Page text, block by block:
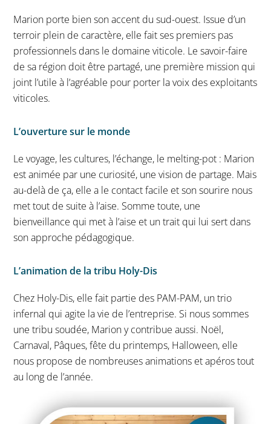
Marion porte bien son accent du sud-ouest. Issue d’un
terroir plein de caractère, elle fait ses premiers pas
professionnels dans le domaine viticole. Le savoir-faire
de sa région doit être partagé, une première mission qui
joint l’utile à l’agréable pour porter la voix des exploitants
viticoles.
L’ouverture sur le monde
Le voyage, les cultures, l’échange, le melting-pot : Marion
est animée par une curiosité, une vision de partage. Mais
au-delà de ça, elle a le contact facile et son sourire nous
met tout de suite à l’aise. Somme toute, une
bienveillance qui met à l’aise et un trait qui lui sert dans
son approche pédagogique.
L’animation de la tribu Holy-Dis
Chez Holy-Dis, elle fait partie des PAM-PAM, un trio
infernal qui agite la vie de l’entreprise. Si nous sommes
une tribu soudée, Marion y contribue aussi. Noël,
Carnaval, Pâques, fête du printemps, Halloween, elle
nous propose de nombreuses animations et apéros tout
au long de l’année.